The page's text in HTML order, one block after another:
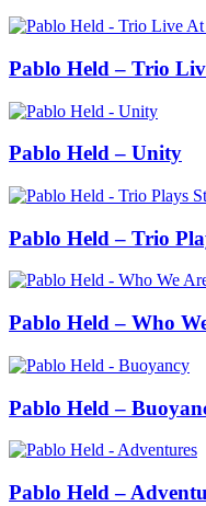
Pablo Held – Trio
Pablo Held – Unity
Pablo Held – Trio
Pablo Held – Who
Pablo Held –
Pablo Held –